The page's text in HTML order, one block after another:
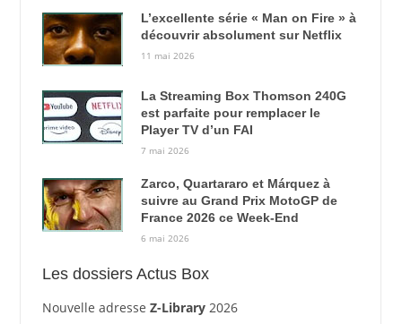
L’excellente série « Man on Fire » à
découvrir absolument sur Netflix
11 mai 2026
La Streaming Box Thomson 240G
est parfaite pour remplacer le
Player TV d’un FAI
7 mai 2026
Zarco, Quartararo et Márquez à
suivre au Grand Prix MotoGP de
France 2026 ce Week-End
6 mai 2026
Les dossiers Actus Box
Nouvelle adresse Z-Library2026